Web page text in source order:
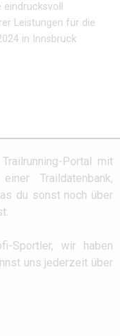
eindrucksvoll
Leistungen für die
in Innsbruck
Portal mit
Traildatenbank,
du sonst noch über
Sportler, wir haben
uns jederzeit über